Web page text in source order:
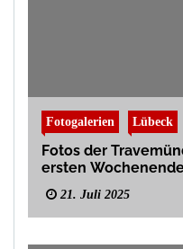
Fotogalerien Lübeck
Fotos der
ersten
21. Juli 2025